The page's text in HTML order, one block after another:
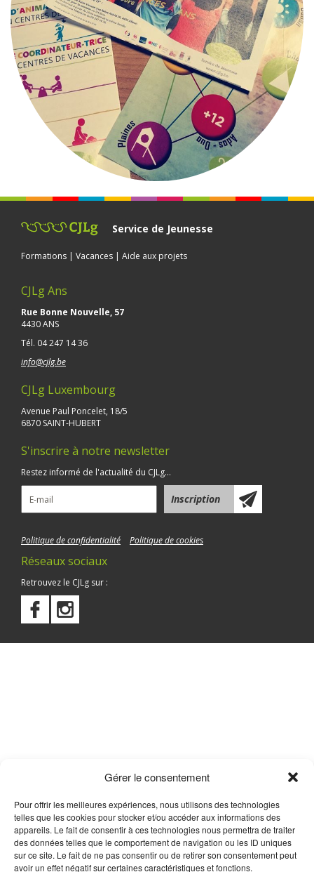
Gérer le consentement
Pour offrir les meilleures expériences, nous utilisons des technologies
telles que les cookies pour stocker et/ou accéder aux informations des
appareils. Le fait de consentir à ces technologies nous permettra de traiter
des données telles que le comportement de navigation ou les ID uniques
sur ce site. Le fait de ne pas consentir ou de retirer son consentement peut
avoir un effet négatif sur certaines caractéristiques et fonctions.
Service de Jeunesse
Formations | Vacances | Aide aux projets
CJLg Ans
Rue Bonne Nouvelle, 57
4430 ANS
Tél. 04 247 14 36
info@cjlg.be
CJLg Luxembourg
Avenue Paul Poncelet, 18/5
6870 SAINT-HUBERT
S'inscrire à notre newsletter
Restez informé de l'actualité du CJLg...
Politique de confidentialité Politique de cookies
Réseaux sociaux
Retrouvez le CJLg sur :